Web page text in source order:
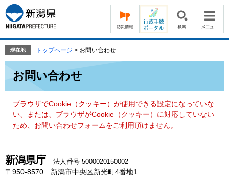
ー
ジ
の
頭
す。
ニ
ュ
ー
飛
て
現在地 トップページ > お問い合わせ
お問い合わせ
ブラウザでCookie（クッキー）が使用できる設定になっていな
い、または、ブラウザがCookie（クッキー）に対応していない
ため、お問い合わせフォームをご利用頂けません。
新潟県庁 法人番号 5000020150002
〒950-8570 新潟市中央区新光町4番地1